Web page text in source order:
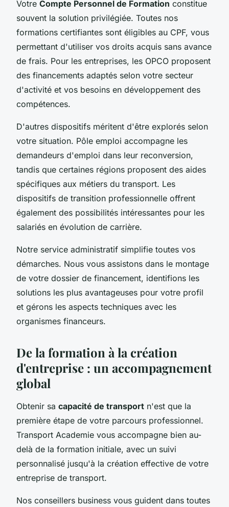
Votre Compte Personnel de Formation constitue
souvent la solution privilégiée. Toutes nos
formations certifiantes sont éligibles au CPF, vous
permettant d'utiliser vos droits acquis sans avance
de frais. Pour les entreprises, les OPCO proposent
des financements adaptés selon votre secteur
d'activité et vos besoins en développement des
compétences.
D'autres dispositifs méritent d'être explorés selon
votre situation. Pôle emploi accompagne les
demandeurs d'emploi dans leur reconversion,
tandis que certaines régions proposent des aides
spécifiques aux métiers du transport. Les
dispositifs de transition professionnelle offrent
également des possibilités intéressantes pour les
salariés en évolution de carrière.
Notre service administratif simplifie toutes vos
démarches. Nous vous assistons dans le montage
de votre dossier de financement, identifions les
solutions les plus avantageuses pour votre profil
et gérons les aspects techniques avec les
organismes financeurs.
De la formation à la création
d'entreprise : un accompagnement
global
Obtenir sa capacité de transport n'est que la
première étape de votre parcours professionnel.
Transport Academie vous accompagne bien au-
delà de la formation initiale, avec un suivi
personnalisé jusqu'à la création effective de votre
entreprise de transport.
Nos conseillers business vous guident dans toutes